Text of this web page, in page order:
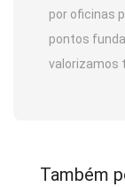
por oficinas
pontos
valorizamos
Também